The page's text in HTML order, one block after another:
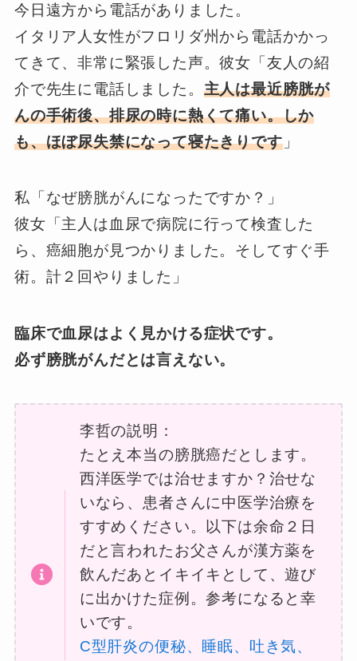
今日遠方から電話がありました。
イタリア人女性がフロリダ州から電話かかっ
てきて、非常に緊張した声。彼女「友人の紹
介で先生に電話しました。 主人は最近膀胱が
んの手術後、排尿の時に熱くて痛い。しか
も、ほぼ尿失禁になって寝たきりです」
私「なぜ膀胱がんになったですか？」
彼女「主人は血尿で病院に行って検査した
ら、癌細胞が見つかりました。そしてすぐ手
術。計２回やりました」
臨床で血尿はよく見かける症状です。
必ず膀胱がんだとは言えない。
李哲の説明：
たとえ本当の膀胱癌だとします。
西洋医学では治せますか？治せな
いなら、患者さんに中医学治療を
すすめください。以下は余命２日
だと言われたお父さんが漢方薬を
飲んだあとイキイキとして、遊び
に出かけた症例。参考になると幸
いです。
C型肝炎の便秘、睡眠、吐き気、